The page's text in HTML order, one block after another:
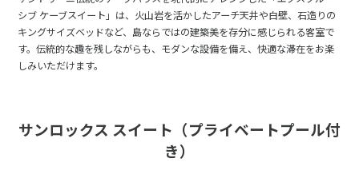
シブ ケーブスイート」は、火山岩を活かしたアーチ天井や白壁、石造りの
キングサイズベッドなど、島ならではの建築美を存分に感じられる客室で
す。伝統的な趣を残しながらも、モダンな設備を備え、快適な滞在をお楽
しみいただけます。
サンロックス スイート（プライベートプール付
き）